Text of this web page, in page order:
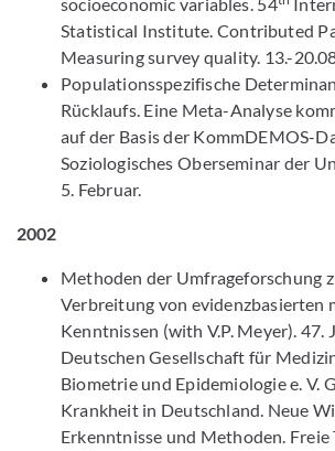
Statistical Institute. Contributed
Measuring survey quality. 13.-
Populationsspezifische
Rücklaufs. Eine Meta-Analyse
auf der Basis der KommDEMOS-
Soziologisches Oberseminar der
5. Februar.
2002
Methoden der Umfrageforschung
Verbreitung von evidenzbasierten
Kenntnissen (with V.P. Meyer). 47.
Deutschen Gesellschaft für
Biometrie und Epidemiologie e. V.
Krankheit in Deutschland. Neue
Erkenntnisse und Methoden. Freie